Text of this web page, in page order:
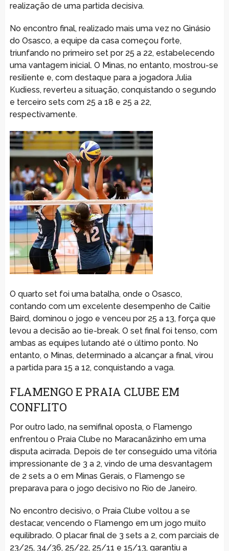
realização de uma partida decisiva.
No encontro final, realizado mais uma vez no Ginásio
do Osasco, a equipe da casa começou forte,
triunfando no primeiro set por 25 a 22, estabelecendo
uma vantagem inicial. O Minas, no entanto, mostrou-se
resiliente e, com destaque para a jogadora Julia
Kudiess, reverteu a situação, conquistando o segundo
e terceiro sets com 25 a 18 e 25 a 22,
respectivamente.
O quarto set foi uma batalha, onde o Osasco,
contando com um excelente desempenho de Caitie
Baird, dominou o jogo e venceu por 25 a 13, força que
levou a decisão ao tie-break. O set final foi tenso, com
ambas as equipes lutando até o último ponto. No
entanto, o Minas, determinado a alcançar a final, virou
a partida para 15 a 12, conquistando a vaga.
FLAMENGO E PRAIA CLUBE EM
CONFLITO
Por outro lado, na semifinal oposta, o Flamengo
enfrentou o Praia Clube no Maracanãzinho em uma
disputa acirrada. Depois de ter conseguido uma vitória
impressionante de 3 a 2, vindo de uma desvantagem
de 2 sets a 0 em Minas Gerais, o Flamengo se
preparava para o jogo decisivo no Rio de Janeiro.
No encontro decisivo, o Praia Clube voltou a se
destacar, vencendo o Flamengo em um jogo muito
equilibrado. O placar final de 3 sets a 2, com parciais de
23/25, 34/36, 25/22, 25/11 e 15/13, garantiu a